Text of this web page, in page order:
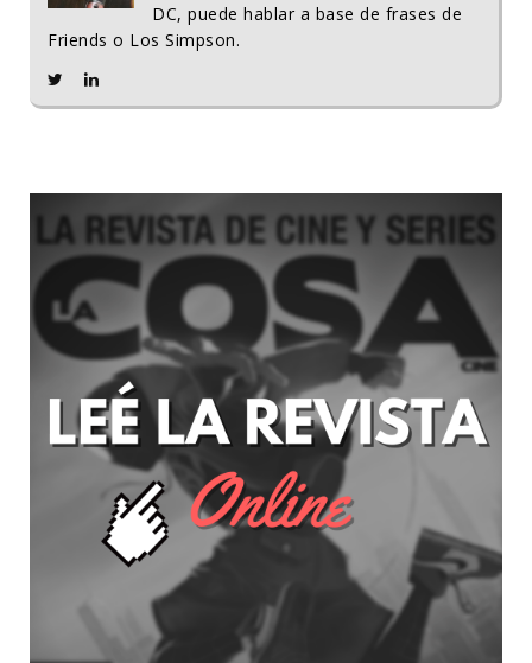
DC, puede hablar a base de frases de
Friends o Los Simpson.